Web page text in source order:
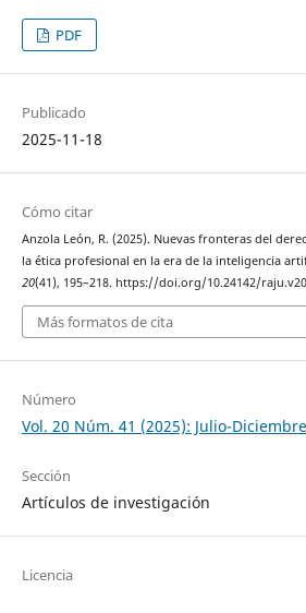
PDF
Publicado
2025-11-18
Cómo citar
Anzola León, R. (2025). Nuevas fronteras del
la ética profesional en la era de la inteligencia
20(41), 195–218. https://doi.org/10.24142/
Más formatos de cita
Número
Vol. 20 Núm. 41 (2025): Julio-Diciembre
Sección
Artículos de investigación
Licencia